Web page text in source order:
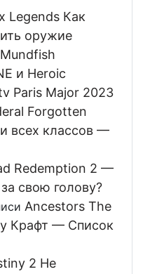
Legends Как
оружие
Mundfish
и Heroic
Paris Major 2023
Forgotten
всех классов —
Redemption 2 —
свою голову?
Ancestors The
Крафт — Список
2 Не